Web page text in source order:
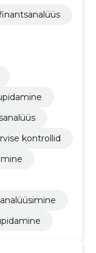
kontrollid